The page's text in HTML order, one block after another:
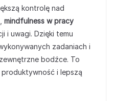
kontrolę nad
mindfulness w pracy
i uwagi. Dzięki temu
zadaniach i
bodźce. To
produktywność i lepszą